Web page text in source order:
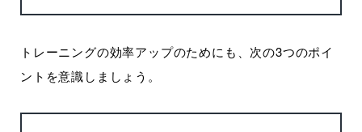
トレーニングの効率アップのためにも、次の3つのポイ
ントを意識しましょう。